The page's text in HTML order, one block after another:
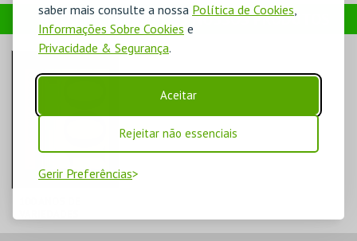
saber mais consulte a nossa Política de Cookies
Informações Sobre Cookies e
Privacidade & Segurança.
Aceitar
Rejeitar não essenciais
Gerir Preferências
TEATRO
MAIS INFO
TEATRO
ADQUIRA TAMBÉM OS NOSSOS PRODUTOS